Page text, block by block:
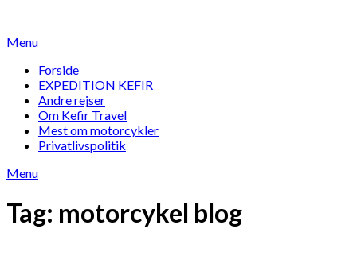
content
Menu
Forside
EXPEDITION KEFIR
Andre rejser
Om Kefir Travel
Mest om motorcykler
Privatlivspolitik
Menu
Tag: motorcykel blog